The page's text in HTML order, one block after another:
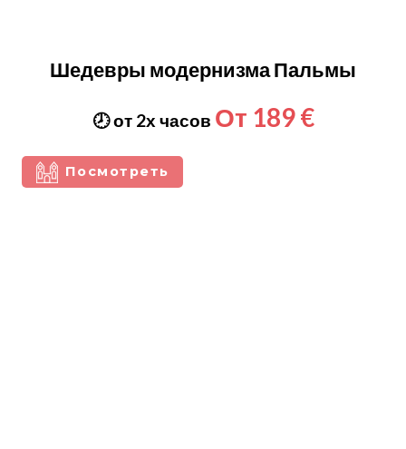
Шедевры модернизма Пальмы
🕗 от 2х часов От 189 €
Посмотреть